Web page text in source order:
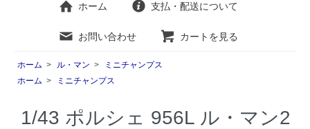
ホーム 支払・配送について
お問い合わせ カートを見る
ホーム > ル・マン >
ミニチャンプス
ホーム > ミニチャンプス
1/43 ポルシェ 956L ル・マン2